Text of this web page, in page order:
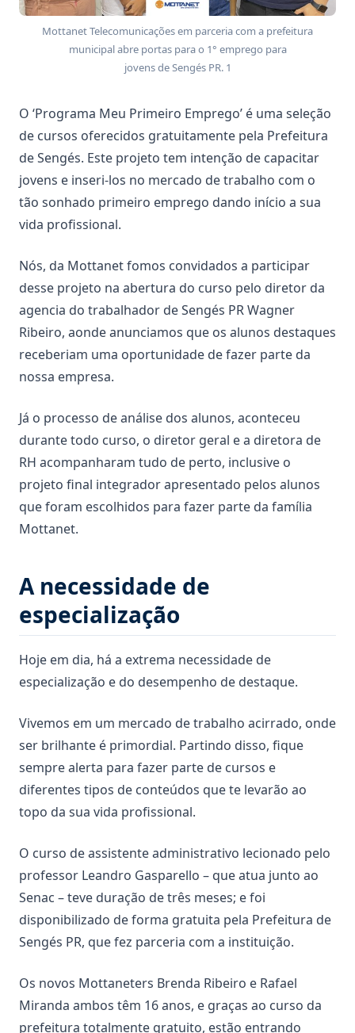
Mottanet Telecomunicações em parceria com a prefeitura
municipal abre portas para o 1° emprego para
jovens de Sengés PR. 1
O ‘Programa Meu Primeiro Emprego’ é uma seleção
de cursos oferecidos gratuitamente pela Prefeitura
de Sengés. Este projeto tem intenção de capacitar
jovens e inseri-los no mercado de trabalho com o
tão sonhado primeiro emprego dando início a sua
vida profissional.
Nós, da Mottanet fomos convidados a participar
desse projeto na abertura do curso pelo diretor da
agencia do trabalhador de Sengés PR Wagner
Ribeiro, aonde anunciamos que os alunos destaques
receberiam uma oportunidade de fazer parte da
nossa empresa.
Já o processo de análise dos alunos, aconteceu
durante todo curso, o diretor geral e a diretora de
RH acompanharam tudo de perto, inclusive o
projeto final integrador apresentado pelos alunos
que foram escolhidos para fazer parte da família
Mottanet.
A necessidade de
especialização
Hoje em dia, há a extrema necessidade de
especialização e do desempenho de destaque.
Vivemos em um mercado de trabalho acirrado, onde
ser brilhante é primordial. Partindo disso, fique
sempre alerta para fazer parte de cursos e
diferentes tipos de conteúdos que te levarão ao
topo da sua vida profissional.
O curso de assistente administrativo lecionado pelo
professor Leandro Gasparello – que atua junto ao
Senac – teve duração de três meses; e foi
disponibilizado de forma gratuita pela Prefeitura de
Sengés PR, que fez parceria com a instituição.
Os novos Mottaneters Brenda Ribeiro e Rafael
Miranda ambos têm 16 anos, e graças ao curso da
prefeitura totalmente gratuito, estão entrando